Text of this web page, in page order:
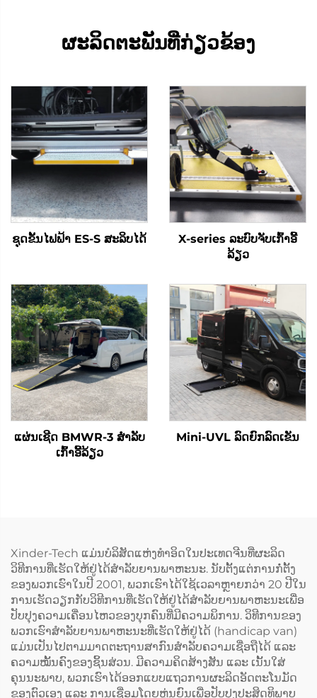
ຜະລິດຕະພັນທີ່ກ່ຽວຂ້ອງ
ຊຸດຂັ້ນໄຟຟ້າ ES-S ສະລິບໄດ້
X-series ລະບົບຈັບເກົ້າອີ້
ລ້ຽວ
ແຜ່ນເຊີດ BMWR-3 ສໍາລັບ
ເກົ້າອີ້ລ້ຽວ
Mini-UVL ລົດຍົກລົດເຂັນ
Xinder-Tech ແມ່ນບໍລິສັດແຫ່ງທຳອິດໃນປະເທດຈີນທີ່ຜະລິດ
ວິທີການທີ່ເຮັດໃຫ້ຢູ່ໄດ້ສຳລັບຍານພາຫະນະ. ນັບຕັ້ງແຕ່ການກໍ່ຕັ້ງ
ຂອງພວກເຮົາໃນປີ 2001, ພວກເຮົາໄດ້ໃຊ້ເວລາຫຼາຍກວ່າ 20 ປີໃນ
ການເຮັດວຽກກັບວິທີການທີ່ເຮັດໃຫ້ຢູ່ໄດ້ສຳລັບຍານພາຫະນະເພື່ອ
ປັບປຸງຄວາມເຄື່ອນໄຫວຂອງບຸກຄົນທີ່ມີຄວາມພິການ. ວິທີການຂອງ
ພວກເຮົາສຳລັບຍານພາຫະນະທີ່ເຮັດໃຫ້ຢູ່ໄດ້ (handicap van)
ແມ່ນເປັນໄປຕາມມາດຕະຖານສາກົນສຳລັບຄວາມເຊື່ອຖືໄດ້ ແລະ
ຄວາມໝັ້ນຄົງຂອງຊິ້ນສ່ວນ. ມີຄວາມຄິດສ້າງສັນ ແລະ ເນັ້ນໃສ່
ຄຸນນະພາບ, ພວກເຮົາໄດ້ອອກແບບແຖວການຜະລິດອັດຕະໂນມັດ
ຂອງຕົວເອງ ແລະ ການເຊື່ອມໂດຍຫຸ່ນຍົນເພື່ອປັບປຸງປະສິດທິພາບ